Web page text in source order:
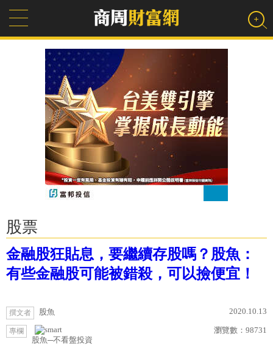
股票
金融股狂貼息，要繼續存股嗎？股魚：
有些金融股可能被錯殺，可以撿便宜！
撰文者 股魚 2020.10.13
專欄
股魚─不看盤投資
瀏覽數： 98731